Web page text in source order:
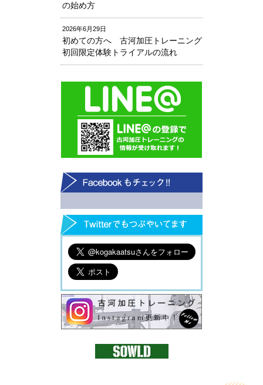
の始め方
2026年6月29日
初めての方へ 古河加圧トレーニング
初回限定体験トライアルの流れ